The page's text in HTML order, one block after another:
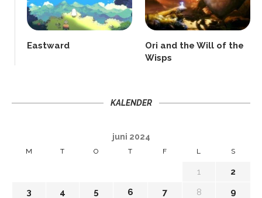
Eastward
Ori and the Will of the
Wisps
KALENDER
juni 2024
M T O T F L S
1
2
3
4 5 6 7 8
9